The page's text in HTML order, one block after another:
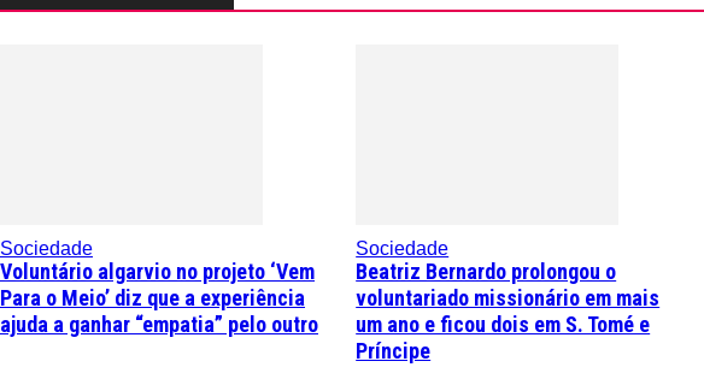
Sociedade
Voluntário algarvio no projeto ‘Vem
Para o Meio’ diz que a experiência
ajuda a ganhar “empatia” pelo outro
Sociedade
Beatriz Bernardo prolongou o
voluntariado missionário em mais
um ano e ficou dois em S. Tomé e
Príncipe